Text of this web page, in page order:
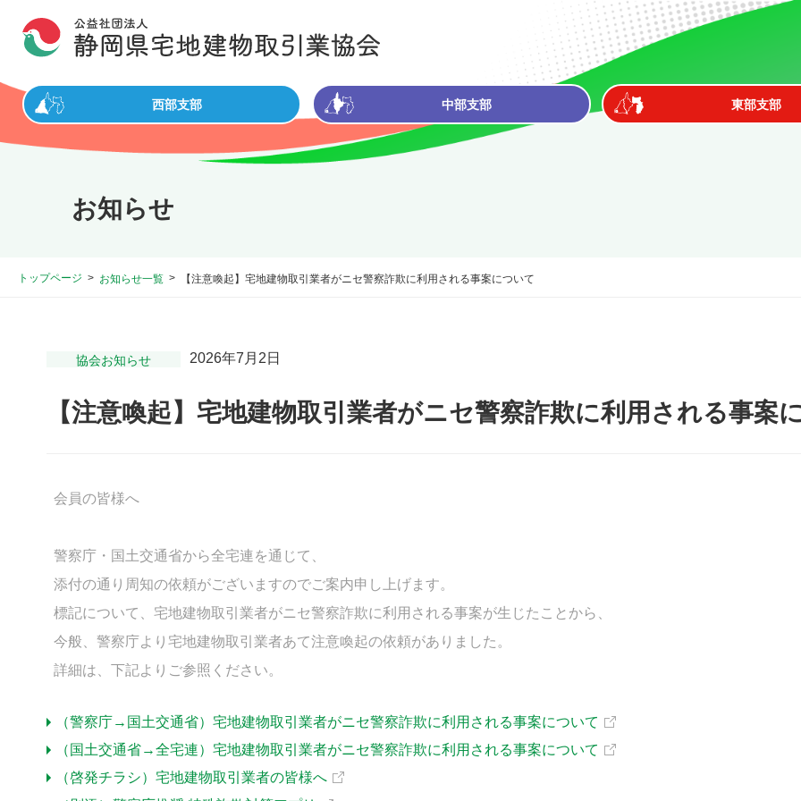
西部支部 中部支部 東部支部
お知らせ
トップページ お知らせ一覧 【注意喚起】宅地建物取引業者がニセ警察詐欺に利用される事案について
協会お知らせ 2026年7月2日
【注意喚起】宅地建物取引業者がニセ警察詐欺に利用される事案
会員の皆様へ
警察庁・国土交通省から全宅連を通じて、
添付の通り周知の依頼がございますのでご案内申し上げます。
標記について、宅地建物取引業者がニセ警察詐欺に利用される事案が生じたことから、
今般、警察庁より宅地建物取引業者あて注意喚起の依頼がありました。
詳細は、下記よりご参照ください。
（警察庁→国土交通省）宅地建物取引業者がニセ警察詐欺に利用される事案について
（国土交通省→全宅連）宅地建物取引業者がニセ警察詐欺に利用される事案について
（啓発チラシ）宅地建物取引業者の皆様へ